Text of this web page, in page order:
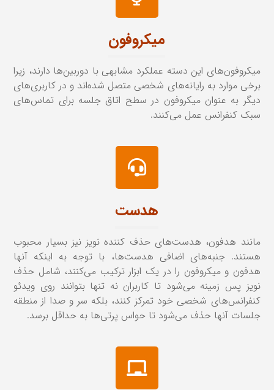
میکروفون
میکروفون‌های این دسته عملکرد مشابهی با دوربین‌ها دارند، زیرا
برخی موارد به رایانه‌های شخصی متصل شده‌اند و در کاربری‌های
دیگر به عنوان میکروفون در سطح اتاق جلسه برای تماس‌های
سبک کنفرانس عمل می‌کنند.
هدست
مانند هدفون، هدست‌های حذف کننده نویز نیز بسیار محبوب
هستند. جنبه‌های اضافی هدست‌ها، با توجه به اینکه آنها
هدفون و میکروفون را در یک ابزار ترکیب می‌کنند، شامل حذف
نویز پس زمینه می‌شود تا کاربران نه تنها بتوانند روی ویدئو
کنفرانس‌های شخصی خود تمرکز کنند، بلکه سر و صدا از منطقه
جلسات آنها حذف می‌شود تا حواس پرتی‌ها به حداقل برسد.